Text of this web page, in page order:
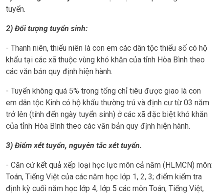
tuyển.
2) Đối tượng tuyển sinh:
- Thanh niên, thiếu niên là con em các dân tộc thiểu số có hộ
khẩu tại các xã thuộc vùng khó khăn của tỉnh Hòa Bình theo
các văn bản quy định hiện hành.
- Tuyển không quá 5% trong tổng chỉ tiêu được giao là con
em dân tộc Kinh có hộ khẩu thường trú và định cư từ 03 năm
trở lên (tính đến ngày tuyển sinh) ở các xã đặc biệt khó khăn
của tỉnh Hòa Bình theo các văn bản quy định hiện hành.
3) Điểm xét tuyển, nguyên tắc xét tuyển.
- Căn cứ kết quả xếp loại học lực môn cả năm (HLMCN) môn:
Toán, Tiếng Việt của các năm học lớp 1, 2, 3; điểm kiểm tra
định kỳ cuối năm học lớp 4, lớp 5 các môn Toán, Tiếng Việt,